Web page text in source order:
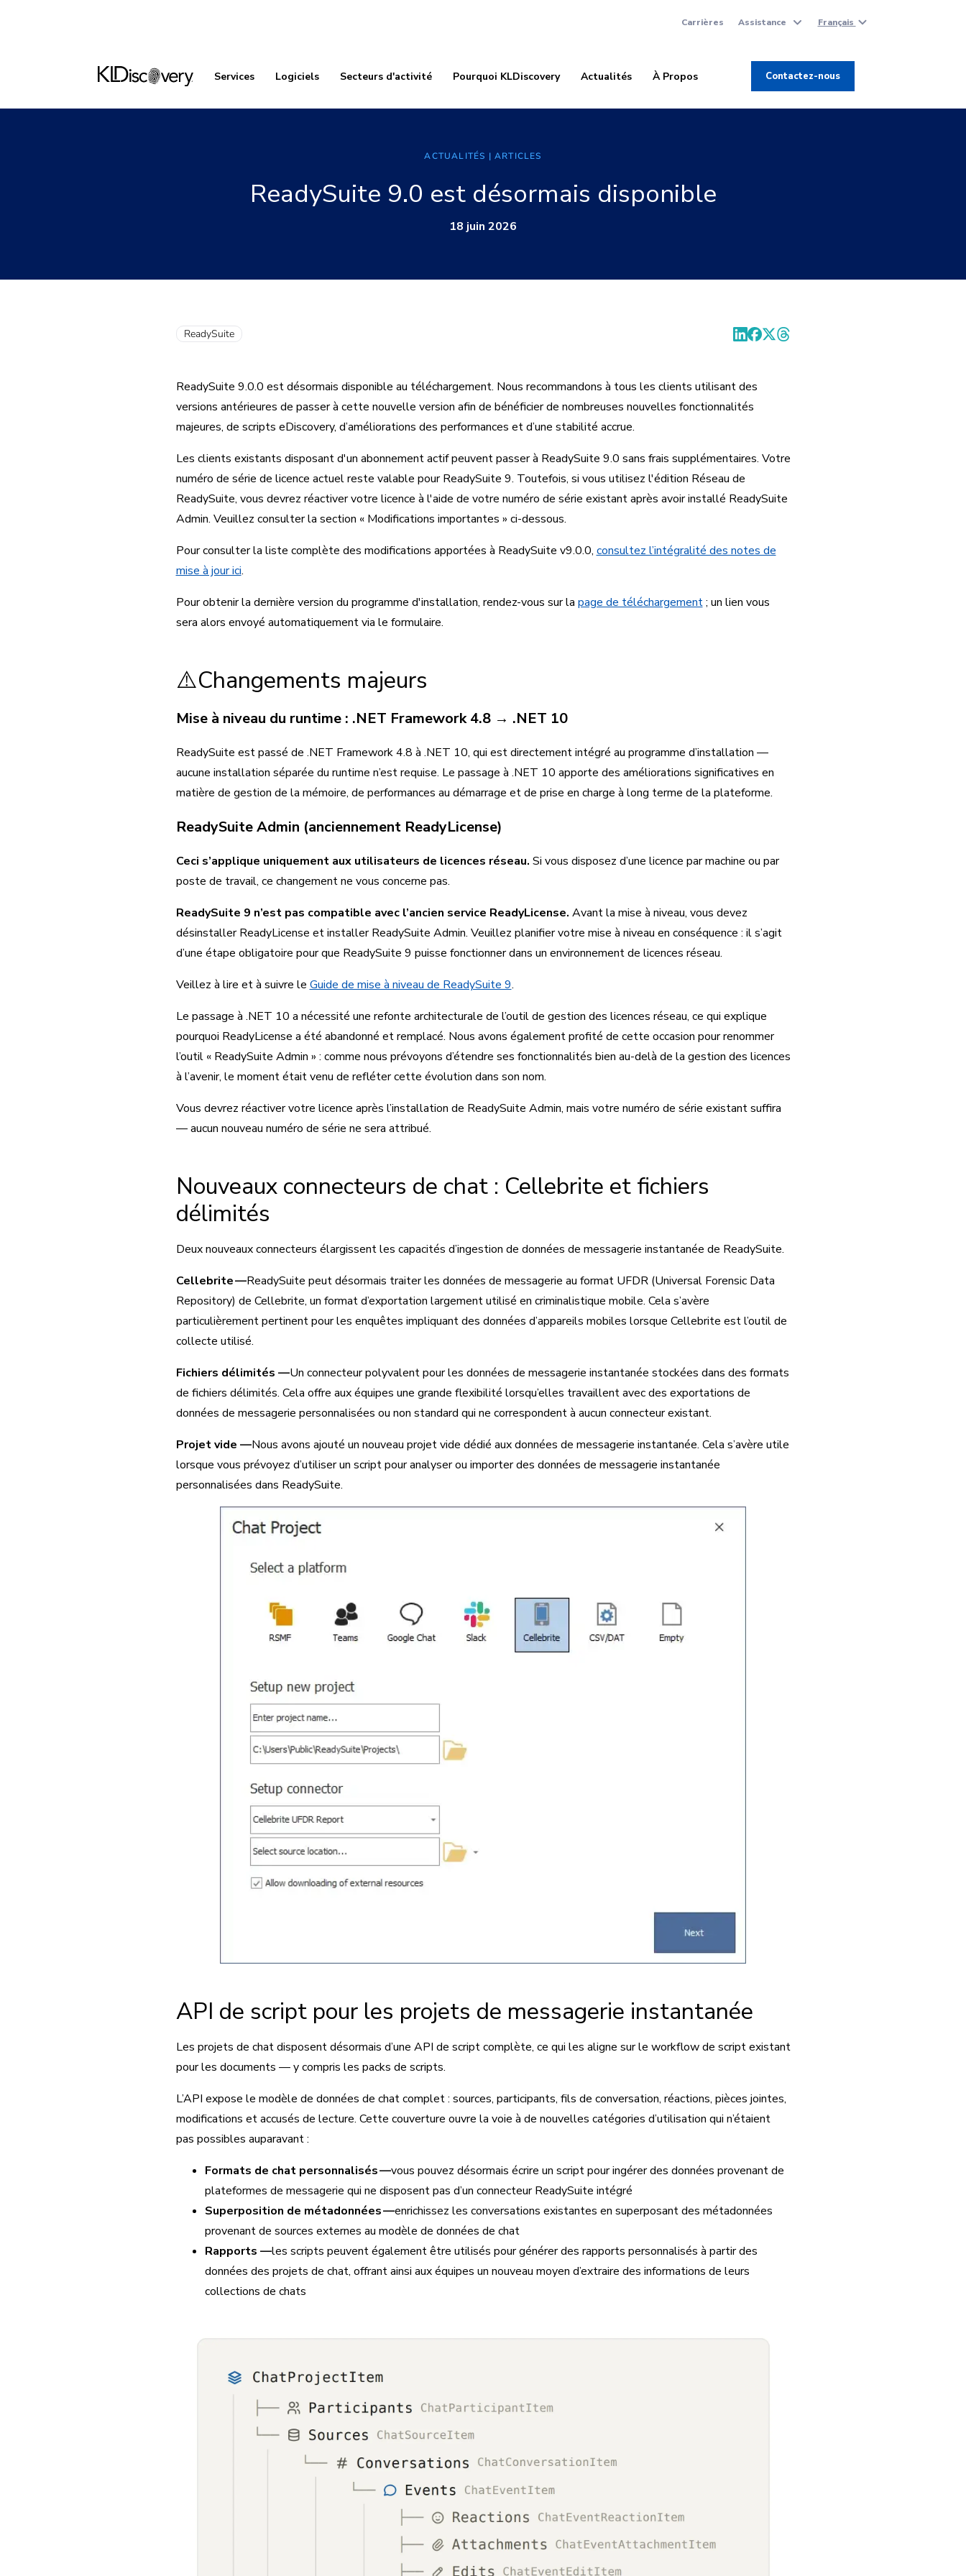
Carrières Assistance Français
Services Logiciels Secteurs d'activité Pourquoi KLDiscovery Actualités À Propos Contactez-nous
ACTUALITÉS | ARTICLES
ReadySuite 9.0 est désormais disponible
18 juin 2026
ReadySuite
ReadySuite 9.0.0 est désormais disponible au téléchargement. Nous recommandons à tous les clients utilisant des
versions antérieures de passer à cette nouvelle version afin de bénéficier de nombreuses nouvelles fonctionnalités
majeures, de scripts eDiscovery, d’améliorations des performances et d’une stabilité accrue.
Les clients existants disposant d'un abonnement actif peuvent passer à ReadySuite 9.0 sans frais supplémentaires. Votre
numéro de série de licence actuel reste valable pour ReadySuite 9. Toutefois, si vous utilisez l'édition Réseau de
ReadySuite, vous devrez réactiver votre licence à l'aide de votre numéro de série existant après avoir installé ReadySuite
Admin. Veuillez consulter la section « Modifications importantes » ci-dessous.
Pour consulter la liste complète des modifications apportées à ReadySuite v9.0.0, consultez l’intégralité des notes de
mise à jour ici.
Pour obtenir la dernière version du programme d'installation, rendez-vous sur la page de téléchargement; un lien vous
sera alors envoyé automatiquement via le formulaire.
⚠️Changements majeurs
Mise à niveau du runtime : .NET Framework 4.8 → .NET 10
ReadySuite est passé de .NET Framework 4.8 à .NET 10, qui est directement intégré au programme d’installation —
aucune installation séparée du runtime n’est requise. Le passage à .NET 10 apporte des améliorations significatives en
matière de gestion de la mémoire, de performances au démarrage et de prise en charge à long terme de la plateforme.
ReadySuite Admin (anciennement ReadyLicense)
Ceci s’applique uniquement aux utilisateurs de licences réseau. Si vous disposez d’une licence par machine ou par
poste de travail, ce changement ne vous concerne pas.
ReadySuite 9 n’est pas compatible avec l’ancien service ReadyLicense. Avant la mise à niveau, vous devez
désinstaller ReadyLicense et installer ReadySuite Admin. Veuillez planifier votre mise à niveau en conséquence : il s’agit
d’une étape obligatoire pour que ReadySuite 9 puisse fonctionner dans un environnement de licences réseau.
Veillez à lire et à suivre le Guide de mise à niveau de ReadySuite 9.
Le passage à .NET 10 a nécessité une refonte architecturale de l’outil de gestion des licences réseau, ce qui explique
pourquoi ReadyLicense a été abandonné et remplacé. Nous avons également profité de cette occasion pour renommer
l’outil « ReadySuite Admin » : comme nous prévoyons d’étendre ses fonctionnalités bien au-delà de la gestion des licences
à l’avenir, le moment était venu de refléter cette évolution dans son nom.
Vous devrez réactiver votre licence après l’installation de ReadySuite Admin, mais votre numéro de série existant suffira
— aucun nouveau numéro de série ne sera attribué.
Nouveaux connecteurs de chat : Cellebrite et fichiers
délimités
Deux nouveaux connecteurs élargissent les capacités d’ingestion de données de messagerie instantanée de ReadySuite.
Cellebrite —ReadySuite peut désormais traiter les données de messagerie au format UFDR (Universal Forensic Data
Repository) de Cellebrite, un format d’exportation largement utilisé en criminalistique mobile. Cela s’avère
particulièrement pertinent pour les enquêtes impliquant des données d’appareils mobiles lorsque Cellebrite est l’outil de
collecte utilisé.
Fichiers délimités —Un connecteur polyvalent pour les données de messagerie instantanée stockées dans des formats
de fichiers délimités. Cela offre aux équipes une grande flexibilité lorsqu’elles travaillent avec des exportations de
données de messagerie personnalisées ou non standard qui ne correspondent à aucun connecteur existant.
Projet vide —Nous avons ajouté un nouveau projet vide dédié aux données de messagerie instantanée. Cela s’avère utile
lorsque vous prévoyez d’utiliser un script pour analyser ou importer des données de messagerie instantanée
personnalisées dans ReadySuite.
API de script pour les projets de messagerie instantanée
Les projets de chat disposent désormais d’une API de script complète, ce qui les aligne sur le workflow de script existant
pour les documents — y compris les packs de scripts.
L’API expose le modèle de données de chat complet : sources, participants, fils de conversation, réactions, pièces jointes,
modifications et accusés de lecture. Cette couverture ouvre la voie à de nouvelles catégories d’utilisation qui n’étaient
pas possibles auparavant :
Formats de chat personnalisés —vous pouvez désormais écrire un script pour ingérer des données provenant de
plateformes de messagerie qui ne disposent pas d’un connecteur ReadySuite intégré
Superposition de métadonnées —enrichissez les conversations existantes en superposant des métadonnées
provenant de sources externes au modèle de données de chat
Rapports —les scripts peuvent également être utilisés pour générer des rapports personnalisés à partir des
données des projets de chat, offrant ainsi aux équipes un nouveau moyen d’extraire des informations de leurs
collections de chats